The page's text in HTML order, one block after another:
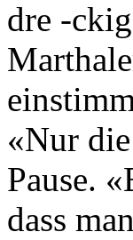
dre -
«Nur
Pause.
dass